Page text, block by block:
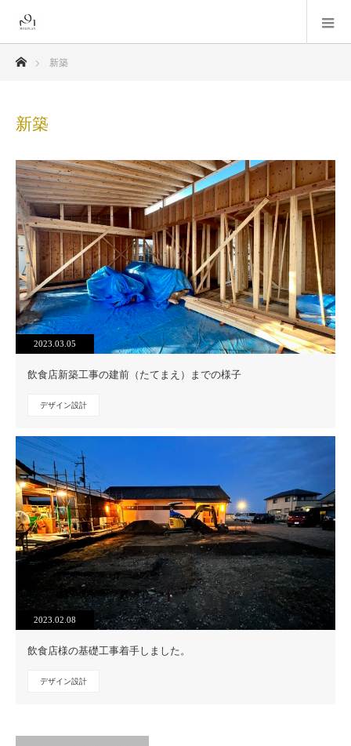
ホーム新築
新築
2023.03.05
飲食店新築工事の建前（たてまえ）までの様子
デザイン設計
2023.02.08
飲食店様の基礎工事着手しました。
デザイン設計